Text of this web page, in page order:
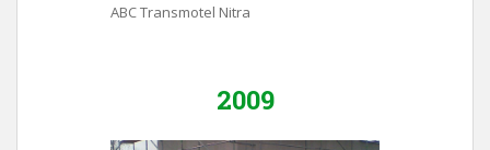
ABC Transmotel Nitra
2009